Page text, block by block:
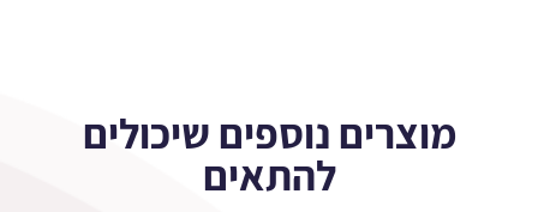
מוצרים נוספים שיכולים
להתאים